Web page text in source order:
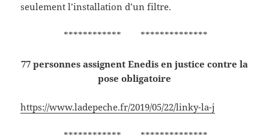
seulement l’installation d’un filtre.
************ **************
77 personnes assignent Enedis en justice contre la
pose obligatoire
https://www.ladepeche.fr/2019/05/22/linky-la-j